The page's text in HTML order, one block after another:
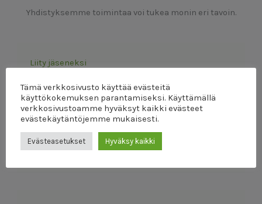
Yhdistyksemme toimintaa voi tukea monin eri tavoin.
Liity jäseneksi
Vaikka aikasi ei riittäisi aktiivitoimintaan,
jäsenyytesi on meille arvokas tuki!
Lue lisää
Tämä verkkosivusto käyttää evästeitä
käyttökokemuksen parantamiseksi. Käyttämällä
verkkosivustoamme hyväksyt kaikki evästeet
evästekäytäntöjemme mukaisesti.
Evästeasetukset Hyväksy kaikki